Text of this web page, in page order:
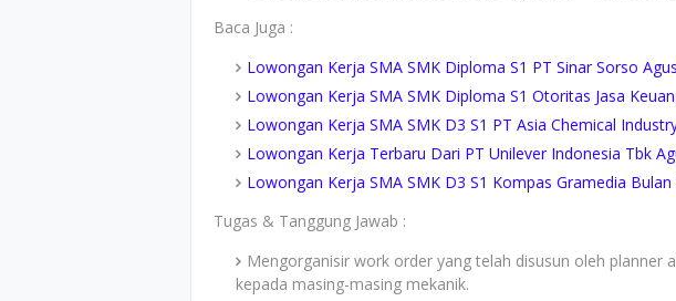
Baca Juga :
Lowongan Kerja SMA SMK Diploma S1 PT Sinar Sorso
Lowongan Kerja SMA SMK Diploma S1 Otoritas Jasa
Lowongan Kerja SMA SMK D3 S1 PT Asia Chemical
Lowongan Kerja Terbaru Dari PT Unilever Indonesia Tbk
Lowongan Kerja SMA SMK D3 S1 Kompas Gramedia
Tugas & Tanggung Jawab :
Mengorganisir work order yang telah disusun oleh planner
kepada masing-masing mekanik.